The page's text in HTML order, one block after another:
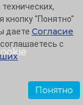
кнопку "Понятно"
даете Согласие
с
Понятно